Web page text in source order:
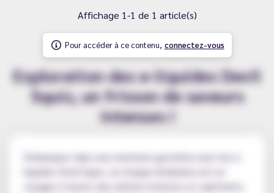
Affichage 1-1 de 1 article(s)
Pour accéder à ce contenu, connectez-vous
Exploration des e-liquides Devil
Squiz, un frisson de saveurs
intenses !
Embarquez dans une aventure gustative avec les e-
liquides Devil Squiz, où chaque inhalation est un
voyage à travers des arômes intenses et captivants.